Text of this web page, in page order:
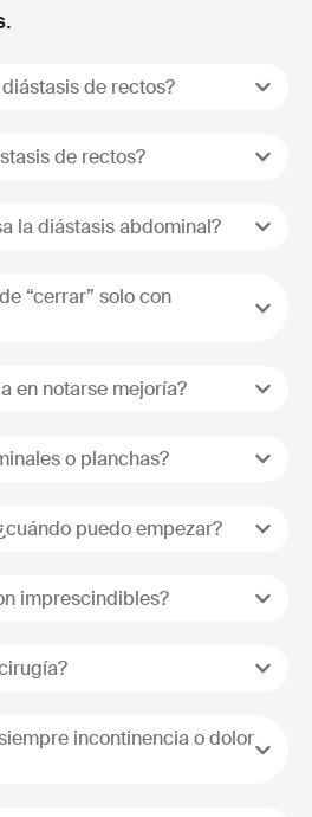
de rectos?
de rectos?
la diástasis abdominal?
“cerrar” solo con
en notarse mejoría?
o planchas?
puedo empezar?
imprescindibles?
incontinencia o dolor